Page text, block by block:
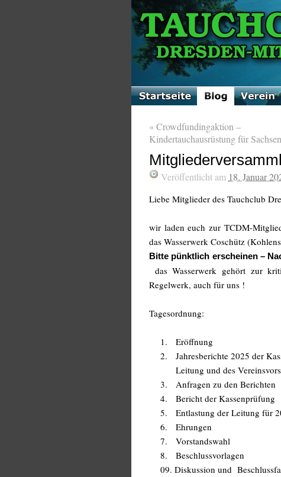
«Crowdfundingaktion –
Kindertauchausrüstung für
Veröffentlicht am 18. Januar
Liebe Mitglieder des Tauchclub
wir laden euch zur TCDM-
das Wasserwerk Coschütz
Bitte pünktlich erscheinen –
das Wasserwerk gehört zur
Regelwerk, auch für uns !
Tagesordnung:
1. Eröffnung
2. Jahresberichte 2025 der
Leitung und des
3. Anfragen zu den Berichten
4. Bericht der Kassenprüfung
5. Entlastung der Leitung für
6. Ehrungen
7. Vorstandswahl
8. Beschlussvorlagen
09. Diskussion und